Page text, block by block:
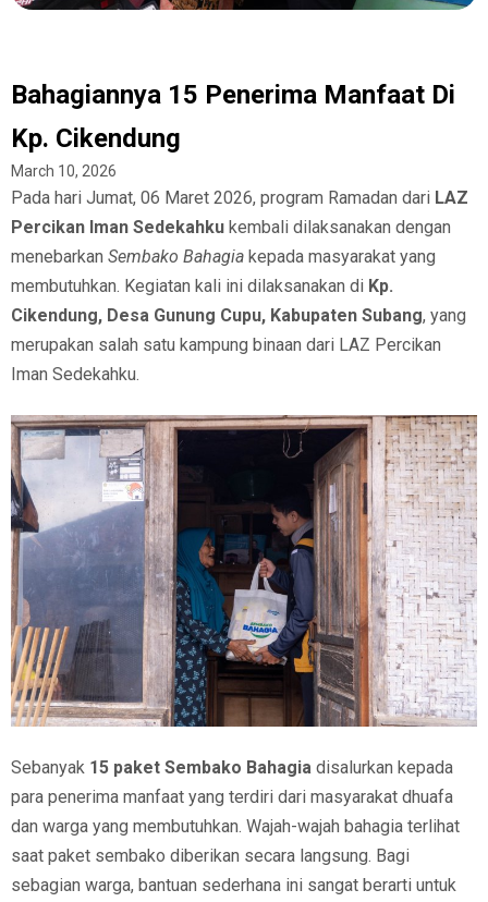
Bahagiannya 15 Penerima Manfaat Di
Kp. Cikendung
March 10, 2026
Pada hari Jumat, 06 Maret 2026, program Ramadan dari LAZ
Percikan Iman Sedekahku kembali dilaksanakan dengan
menebarkan Sembako Bahagia kepada masyarakat yang
membutuhkan. Kegiatan kali ini dilaksanakan di Kp.
Cikendung, Desa Gunung Cupu, Kabupaten Subang, yang
merupakan salah satu kampung binaan dari LAZ Percikan
Iman Sedekahku.
Sebanyak 15 paket Sembako Bahagia disalurkan kepada
para penerima manfaat yang terdiri dari masyarakat dhuafa
dan warga yang membutuhkan. Wajah-wajah bahagia terlihat
saat paket sembako diberikan secara langsung. Bagi
sebagian warga, bantuan sederhana ini sangat berarti untuk